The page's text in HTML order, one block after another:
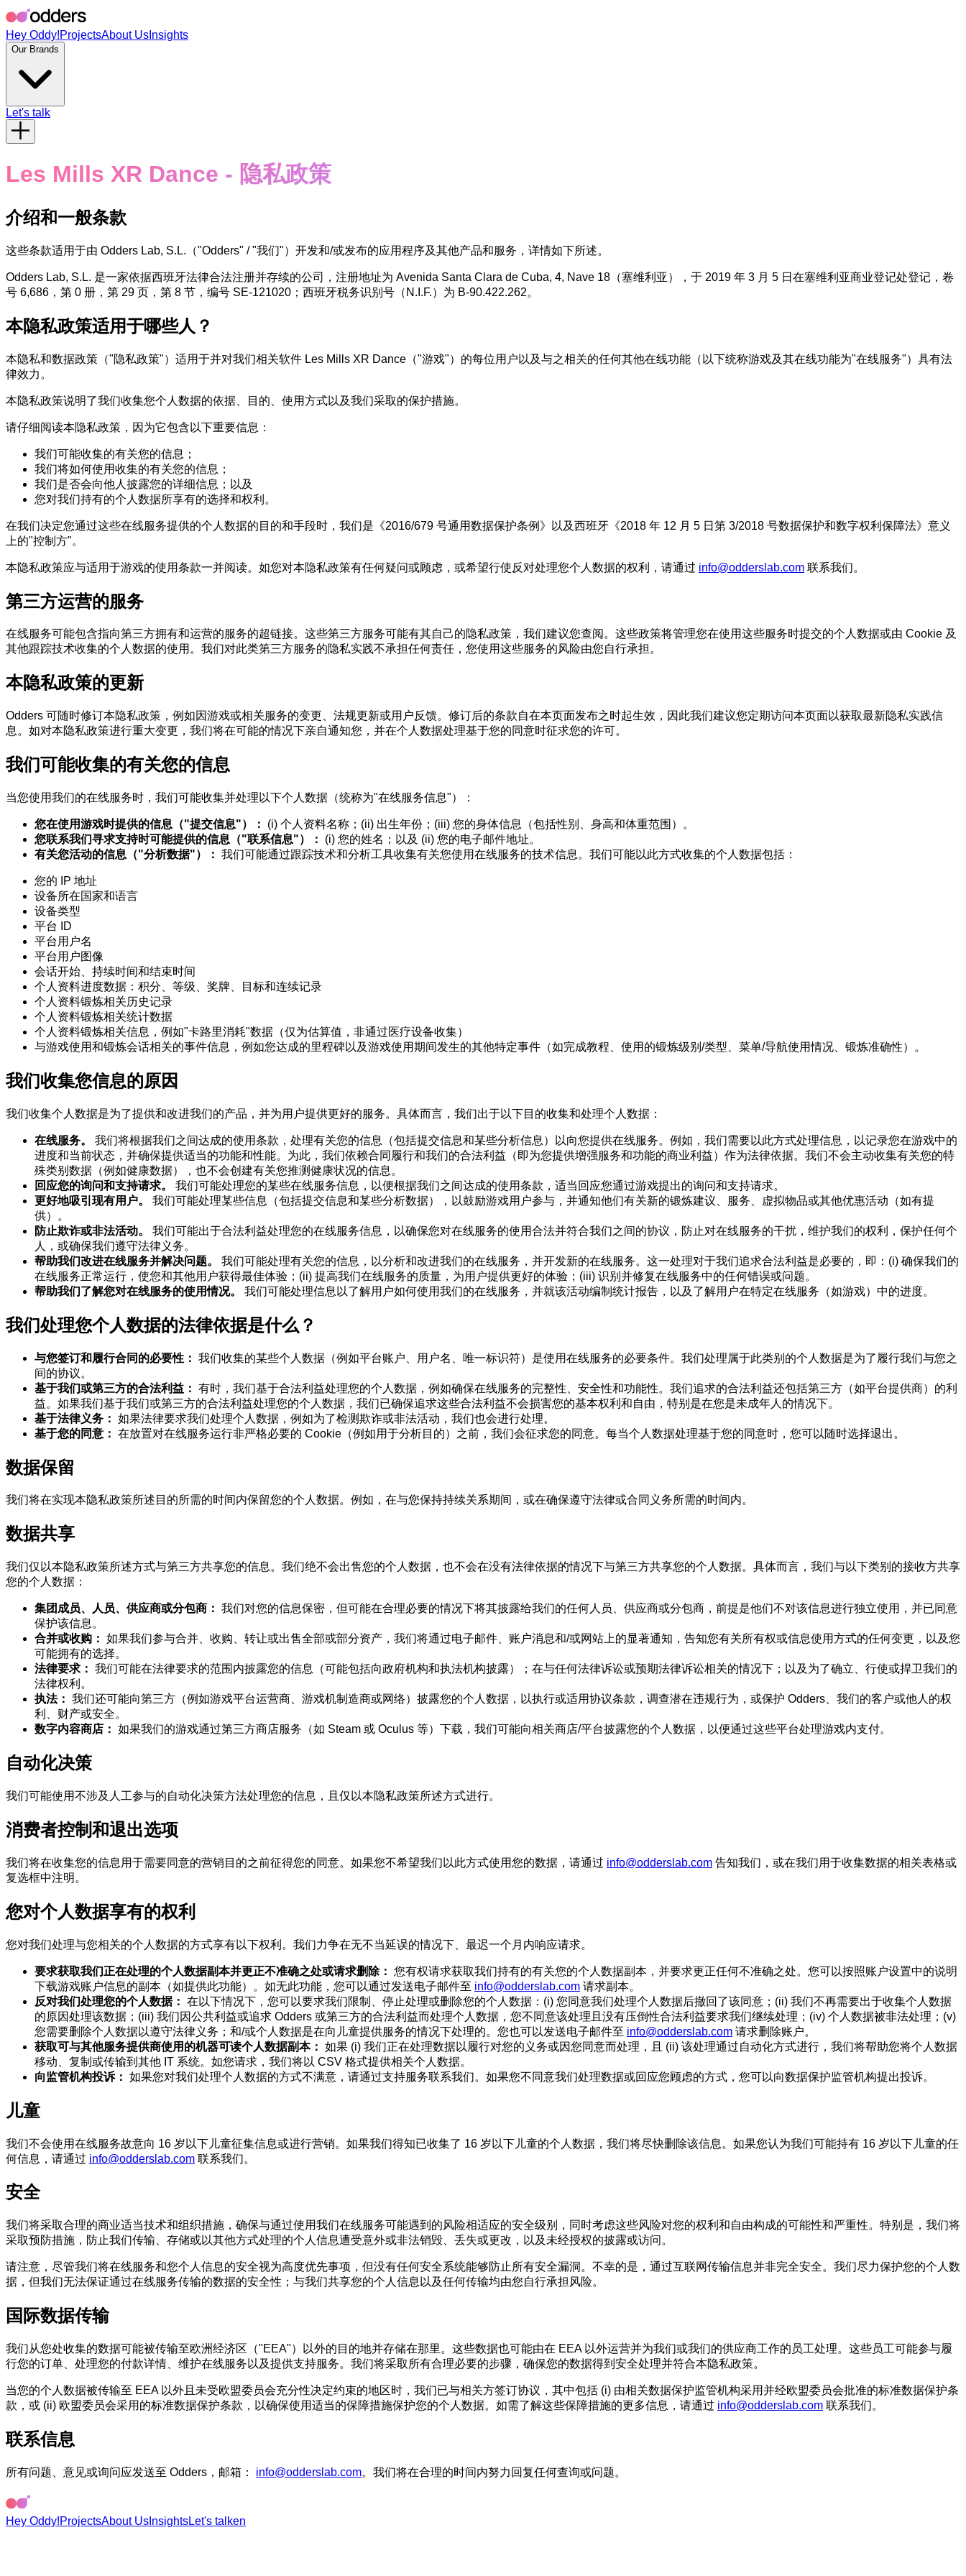
Hey Oddy!ProjectsAbout Us Insights
Our Brands
Let's talk
Les Mills XR Dance - 隐私政策
介绍和一般条款
这些条款适用于由 Odders Lab, S.L.（"Odders" / "我们"）开发和/或发布的应用程序及其他产品和服务，详情如下所述。
Odders Lab, S.L. 是一家依据西班牙法律合法注册并存续的公司，注册地址为 Avenida Santa Clara de Cuba, 4, Nave 18（塞维利亚），于 2019 年 3 月 5 日在塞维利亚商业登记处登记，卷
号 6,686，第 0 册，第 29 页，第 8 节，编号 SE-121020；西班牙税务识别号（N.I.F.）为 B-90.422.262。
本隐私政策适用于哪些人？
本隐私和数据政策（"隐私政策"）适用于并对我们相关软件 Les Mills XR Dance（"游戏"）的每位用户以及与之相关的任何其他在线功能（以下统称游戏及其在线功能为"在线服务"）具有法
律效力。
本隐私政策说明了我们收集您个人数据的依据、目的、使用方式以及我们采取的保护措施。
请仔细阅读本隐私政策，因为它包含以下重要信息：
我们可能收集的有关您的信息；
我们将如何使用收集的有关您的信息；
我们是否会向他人披露您的详细信息；以及
您对我们持有的个人数据所享有的选择和权利。
在我们决定您通过这些在线服务提供的个人数据的目的和手段时，我们是《2016/679 号通用数据保护条例》以及西班牙《2018 年 12 月 5 日第 3/2018 号数据保护和数字权利保障法》意义
上的"控制方"。
本隐私政策应与适用于游戏的使用条款一并阅读。如您对本隐私政策有任何疑问或顾虑，或希望行使反对处理您个人数据的权利，请通过 info@odderslab.com 联系我们。
第三方运营的服务
在线服务可能包含指向第三方拥有和运营的服务的超链接。这些第三方服务可能有其自己的隐私政策，我们建议您查阅。这些政策将管理您在使用这些服务时提交的个人数据或由 Cookie 及
其他跟踪技术收集的个人数据的使用。我们对此类第三方服务的隐私实践不承担任何责任，您使用这些服务的风险由您自行承担。
本隐私政策的更新
Odders 可随时修订本隐私政策，例如因游戏或相关服务的变更、法规更新或用户反馈。修订后的条款自在本页面发布之时起生效，因此我们建议您定期访问本页面以获取最新隐私实践信
息。如对本隐私政策进行重大变更，我们将在可能的情况下亲自通知您，并在个人数据处理基于您的同意时征求您的许可。
我们可能收集的有关您的信息
当您使用我们的在线服务时，我们可能收集并处理以下个人数据（统称为"在线服务信息"）：
您在使用游戏时提供的信息（"提交信息"）：
(i) 个人资料名称；(ii) 出生年份；(iii) 您的身体信息（包括性别、身高和体重范围）。
您联系我们寻求支持时可能提供的信息（"联系信息"）：
(i) 您的姓名；以及 (ii) 您的电子邮件地址。
有关您活动的信息（"分析数据"）： 我们可能通过跟踪技术和分析工具收集有关您使用在线服务的技术信息。我们可能以此方式收集的个人数据包括：
您的 IP 地址
设备所在国家和语言
设备类型
平台 ID
平台用户名
平台用户图像
会话开始、持续时间和结束时间
个人资料进度数据：积分、等级、奖牌、目标和连续记录
个人资料锻炼相关历史记录
个人资料锻炼相关统计数据
个人资料锻炼相关信息，例如"卡路里消耗"数据（仅为估算值，非通过医疗设备收集）
与游戏使用和锻炼会话相关的事件信息，例如您达成的里程碑以及游戏使用期间发生的其他特定事件（如完成教程、使用的锻炼级别/类型、菜单/导航使用情况、锻炼准确性）。
我们收集您信息的原因
我们收集个人数据是为了提供和改进我们的产品，并为用户提供更好的服务。具体而言，我们出于以下目的收集和处理个人数据：
在线服务。
我们将根据我们之间达成的使用条款，处理有关您的信息（包括提交信息和某些分析信息）以向您提供在线服务。例如，我们需要以此方式处理信息，以记录您在游戏中的
进度和当前状态，并确保提供适当的功能和性能。为此，我们依赖合同履行和我们的合法利益（即为您提供增强服务和功能的商业利益）作为法律依据。我们不会主动收集有关您的特
殊类别数据（例如健康数据），也不会创建有关您推测健康状况的信息。
回应您的询问和支持请求。
我们可能处理您的某些在线服务信息，以便根据我们之间达成的使用条款，适当回应您通过游戏提出的询问和支持请求。
更好地吸引现有用户。
我们可能处理某些信息（包括提交信息和某些分析数据），以鼓励游戏用户参与，并通知他们有关新的锻炼建议、服务、虚拟物品或其他优惠活动（如有提
供）。
防止欺诈或非法活动。
我们可能出于合法利益处理您的在线服务信息，以确保您对在线服务的使用合法并符合我们之间的协议，防止对在线服务的干扰，维护我们的权利，保护任何个
人，或确保我们遵守法律义务。
帮助我们改进在线服务并解决问题。
我们可能处理有关您的信息，以分析和改进我们的在线服务，并开发新的在线服务。这一处理对于我们追求合法利益是必要的，即：(i) 确保我们的
在线服务正常运行，使您和其他用户获得最佳体验；(ii) 提高我们在线服务的质量，为用户提供更好的体验；(iii) 识别并修复在线服务中的任何错误或问题。
帮助我们了解您对在线服务的使用情况。
我们可能处理信息以了解用户如何使用我们的在线服务，并就该活动编制统计报告，以及了解用户在特定在线服务（如游戏）中的进度。
我们处理您个人数据的法律依据是什么？
与您签订和履行合同的必要性： 我们收集的某些个人数据（例如平台账户、用户名、唯一标识符）是使用在线服务的必要条件。我们处理属于此类别的个人数据是为了履行我们与您之
间的协议。
基于我们或第三方的合法利益： 有时，我们基于合法利益处理您的个人数据，例如确保在线服务的完整性、安全性和功能性。我们追求的合法利益还包括第三方（如平台提供商）的利
益。如果我们基于我们或第三方的合法利益处理您的个人数据，我们已确保追求这些合法利益不会损害您的基本权利和自由，特别是在您是未成年人的情况下。
基于法律义务： 如果法律要求我们处理个人数据，例如为了检测欺诈或非法活动，我们也会进行处理。
基于您的同意： 在放置对在线服务运行非严格必要的 Cookie（例如用于分析目的）之前，我们会征求您的同意。每当个人数据处理基于您的同意时，您可以随时选择退出。
数据保留
我们将在实现本隐私政策所述目的所需的时间内保留您的个人数据。例如，在与您保持持续关系期间，或在确保遵守法律或合同义务所需的时间内。
数据共享
我们仅以本隐私政策所述方式与第三方共享您的信息。我们绝不会出售您的个人数据，也不会在没有法律依据的情况下与第三方共享您的个人数据。具体而言，我们与以下类别的接收方共享
您的个人数据：
集团成员、人员、供应商或分包商： 我们对您的信息保密，但可能在合理必要的情况下将其披露给我们的任何人员、供应商或分包商，前提是他们不对该信息进行独立使用，并已同意
保护该信息。
合并或收购： 如果我们参与合并、收购、转让或出售全部或部分资产，我们将通过电子邮件、账户消息和/或网站上的显著通知，告知您有关所有权或信息使用方式的任何变更，以及您
可能拥有的选择。
法律要求： 我们可能在法律要求的范围内披露您的信息（可能包括向政府机构和执法机构披露）；在与任何法律诉讼或预期法律诉讼相关的情况下；以及为了确立、行使或捍卫我们的
法律权利。
执法： 我们还可能向第三方（例如游戏平台运营商、游戏机制造商或网络）披露您的个人数据，以执行或适用协议条款，调查潜在违规行为，或保护 Odders、我们的客户或他人的权
利、财产或安全。
数字内容商店： 如果我们的游戏通过第三方商店服务（如 Steam 或 Oculus 等）下载，我们可能向相关商店/平台披露您的个人数据，以便通过这些平台处理游戏内支付。
自动化决策
我们可能使用不涉及人工参与的自动化决策方法处理您的信息，且仅以本隐私政策所述方式进行。
消费者控制和退出选项
我们将在收集您的信息用于需要同意的营销目的之前征得您的同意。如果您不希望我们以此方式使用您的数据，请通过 info@odderslab.com 告知我们，或在我们用于收集数据的相关表格或
复选框中注明。
您对个人数据享有的权利
您对我们处理与您相关的个人数据的方式享有以下权利。我们力争在无不当延误的情况下、最迟一个月内响应请求。
要求获取我们正在处理的个人数据副本并更正不准确之处或请求删除： 您有权请求获取我们持有的有关您的个人数据副本，并要求更正任何不准确之处。您可以按照账户设置中的说明
下载游戏账户信息的副本（如提供此功能）。如无此功能，您可以通过发送电子邮件至 info@odderslab.com 请求副本。
反对我们处理您的个人数据： 在以下情况下，您可以要求我们限制、停止处理或删除您的个人数据：(i) 您同意我们处理个人数据后撤回了该同意；(ii) 我们不再需要出于收集个人数据
的原因处理该数据；(iii) 我们因公共利益或追求 Odders 或第三方的合法利益而处理个人数据，您不同意该处理且没有压倒性合法利益要求我们继续处理；(iv) 个人数据被非法处理；(v)
您需要删除个人数据以遵守法律义务；和/或个人数据是在向儿童提供服务的情况下处理的。您也可以发送电子邮件至 info@odderslab.com 请求删除账户。
获取可与其他服务提供商使用的机器可读个人数据副本： 如果 (i) 我们正在处理数据以履行对您的义务或因您同意而处理，且 (ii) 该处理通过自动化方式进行，我们将帮助您将个人数据
移动、复制或传输到其他 IT 系统。如您请求，我们将以 CSV 格式提供相关个人数据。
向监管机构投诉： 如果您对我们处理个人数据的方式不满意，请通过支持服务联系我们。如果您不同意我们处理数据或回应您顾虑的方式，您可以向数据保护监管机构提出投诉。
儿童
我们不会使用在线服务故意向 16 岁以下儿童征集信息或进行营销。如果我们得知已收集了 16 岁以下儿童的个人数据，我们将尽快删除该信息。如果您认为我们可能持有 16 岁以下儿童的任
何信息，请通过 info@odderslab.com 联系我们。
安全
我们将采取合理的商业适当技术和组织措施，确保与通过使用我们在线服务可能遇到的风险相适应的安全级别，同时考虑这些风险对您的权利和自由构成的可能性和严重性。特别是，我们将
采取预防措施，防止我们传输、存储或以其他方式处理的个人信息遭受意外或非法销毁、丢失或更改，以及未经授权的披露或访问。
请注意，尽管我们将在线服务和您个人信息的安全视为高度优先事项，但没有任何安全系统能够防止所有安全漏洞。不幸的是，通过互联网传输信息并非完全安全。我们尽力保护您的个人数
据，但我们无法保证通过在线服务传输的数据的安全性；与我们共享您的个人信息以及任何传输均由您自行承担风险。
国际数据传输
我们从您处收集的数据可能被传输至欧洲经济区（"EEA"）以外的目的地并存储在那里。这些数据也可能由在 EEA 以外运营并为我们或我们的供应商工作的员工处理。这些员工可能参与履
行您的订单、处理您的付款详情、维护在线服务以及提供支持服务。我们将采取所有合理必要的步骤，确保您的数据得到安全处理并符合本隐私政策。
当您的个人数据被传输至 EEA 以外且未受欧盟委员会充分性决定约束的地区时，我们已与相关方签订协议，其中包括 (i) 由相关数据保护监管机构采用并经欧盟委员会批准的标准数据保护条
款，或 (ii) 欧盟委员会采用的标准数据保护条款，以确保使用适当的保障措施保护您的个人数据。如需了解这些保障措施的更多信息，请通过 info@odderslab.com 联系我们。
联系信息
所有问题、意见或询问应发送至 Odders，邮箱： info@odderslab.com。我们将在合理的时间内努力回复任何查询或问题。
Hey Oddy!ProjectsAbout Us InsightsLet's talken